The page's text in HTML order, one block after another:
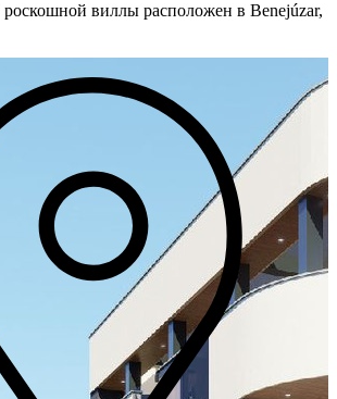
виллы расположен в Benejúzar,